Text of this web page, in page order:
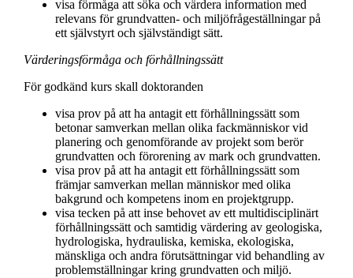
visa förmåga att söka och värdera information med
relevans för grundvatten- och miljöfrågeställningar på
ett självstyrt och självständigt sätt.
Värderingsförmåga och förhållningssätt
För godkänd kurs skall doktoranden
visa prov på att ha antagit ett förhållningssätt som
betonar samverkan mellan olika fackmänniskor vid
planering och genomförande av projekt som berör
grundvatten och förorening av mark och grundvatten.
visa prov på att ha antagit ett förhållningssätt som
främjar samverkan mellan människor med olika
bakgrund och kompetens inom en projektgrupp.
visa tecken på att inse behovet av ett multidisciplinärt
förhållningssätt och samtidig värdering av geologiska,
hydrologiska, hydrauliska, kemiska, ekologiska,
mänskliga och andra förutsättningar vid behandling av
problemställningar kring grundvatten och miljö.